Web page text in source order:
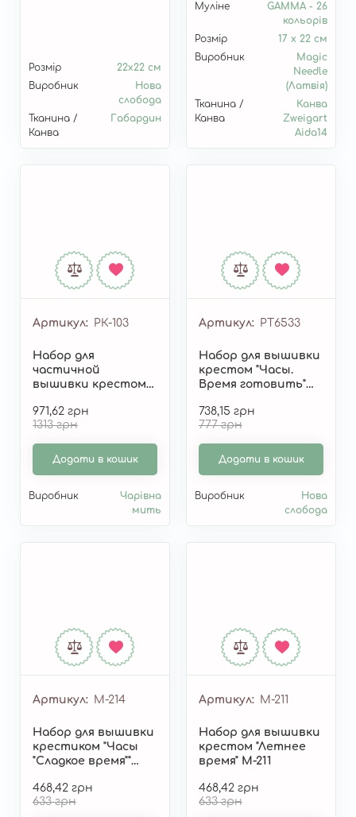
Розмір
22х22 см
Виробник
Нова
слобода
Тканина /
Канва
Габардин
Муліне
GAMMA - 26
кольорів
Розмір
17 х 22 см
Виробник
Magic
Needle
(Латвія)
Тканина /
Канва
Канва
Zweigart
Aida14
Артикул РК-103
Набор для
частичной
вышивки крестом
971,62 грн
1313 грн
Додати в кошик
Виробник
Чарівна
мить
Артикул РТ6533
Набор для вышивки
крестом "Часы.
Время готовить"
738,15 грн
777 грн
Додати в кошик
Виробник
Нова
слобода
Артикул М-214
Набор для вышивки
крестиком "Часы
"Сладкое время""
468,42 грн
633 грн
Артикул М-211
Набор для вышивки
крестом "Летнее
время" М-211
468,42 грн
633 грн